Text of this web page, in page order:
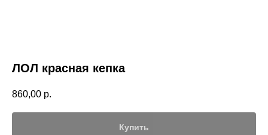
ЛОЛ красная кепка
860,00 р.
Купить